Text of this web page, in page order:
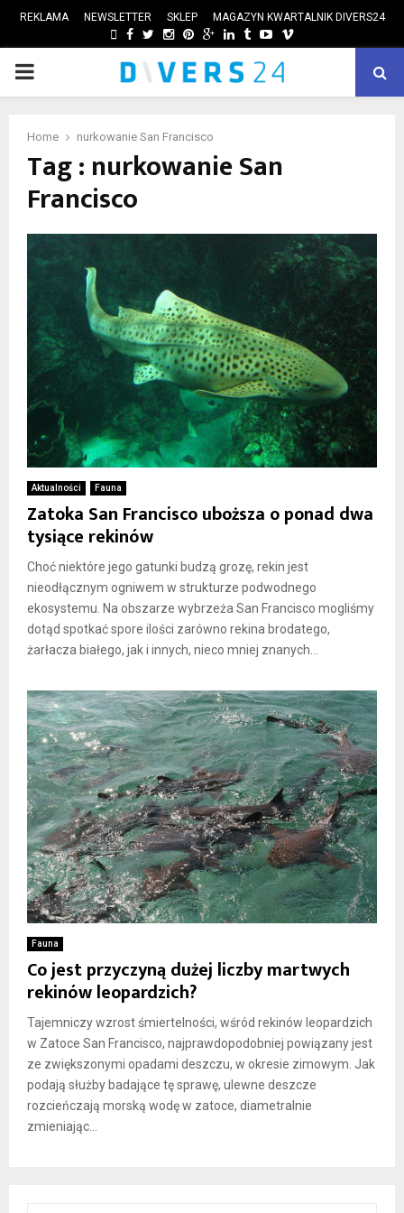
REKLAMA NEWSLETTER SKLEP MAGAZYN KWARTALNIK DIVERS24
FACEBOOK
TWITTER
INSTAGRAM
PINTEREST
GOOGLE
LINKEDIN
TUMBLRYOUTUBE
VIMEO
PRIMARY
Home nurkowanie San Francisco
Tag : nurkowanie San
Francisco
Aktualności Fauna
Zatoka San Francisco uboższa o ponad dwa
tysiące rekinów
Choć niektóre jego gatunki budzą grozę, rekin jest
nieodłącznym ogniwem w strukturze podwodnego
ekosystemu. Na obszarze wybrzeża San Francisco mogliśmy
dotąd spotkać spore ilości zarówno rekina brodatego,
żarłacza białego, jak i innych, nieco mniej znanych...
Fauna
Co jest przyczyną dużej liczby martwych
rekinów leopardzich?
Tajemniczy wzrost śmiertelności, wśród rekinów leopardzich
w Zatoce San Francisco, najprawdopodobniej powiązany jest
ze zwiększonymi opadami deszczu, w okresie zimowym. Jak
podają służby badające tę sprawę, ulewne deszcze
rozcieńczają morską wodę w zatoce, diametralnie
zmieniając...